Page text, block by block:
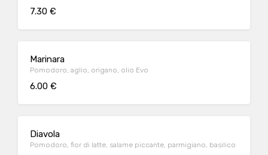
7.30 €
Marinara
Pomodoro, aglio, origano, olio Evo
6.00 €
Diavola
Pomodoro, fior di latte, salame piccante, parmigiano, basilico